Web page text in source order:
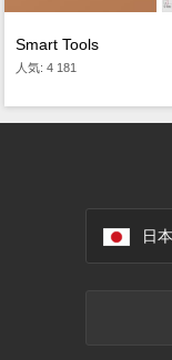
Smart Tools
人気: 4 181
日